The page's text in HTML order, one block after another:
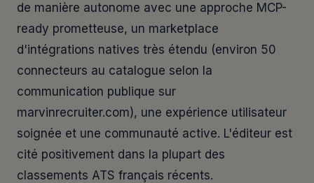
de manière autonome avec une approche MCP-
ready prometteuse, un marketplace
d'intégrations natives très étendu (environ 50
connecteurs au catalogue selon la
communication publique sur
marvinrecruiter.com), une expérience utilisateur
soignée et une communauté active. L'éditeur est
cité positivement dans la plupart des
classements ATS français récents.